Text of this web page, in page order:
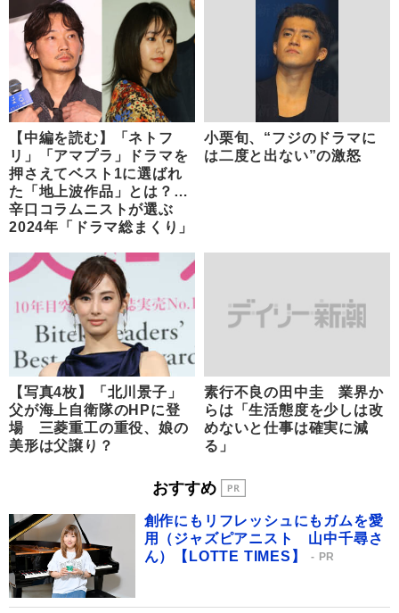
【中編を読む】「ネトフ
リ」「アマプラ」ドラマを
押さえてベスト1に選ばれ
た「地上波作品」とは？…
辛口コラムニストが選ぶ
2024年「ドラマ総まくり」
小栗旬、“フジのドラマに
は二度と出ない”の激怒
【写真4枚】「北川景子」
父が海上自衛隊のHPに登
場 三菱重工の重役、娘の
美形は父譲り？
素行不良の田中圭 業界か
らは「生活態度を少しは改
めないと仕事は確実に減
る」
おすすめ
創作にもリフレッシュにもガムを愛
用（ジャズピアニスト 山中千尋さ
ん）【LOTTE TIMES】
PR